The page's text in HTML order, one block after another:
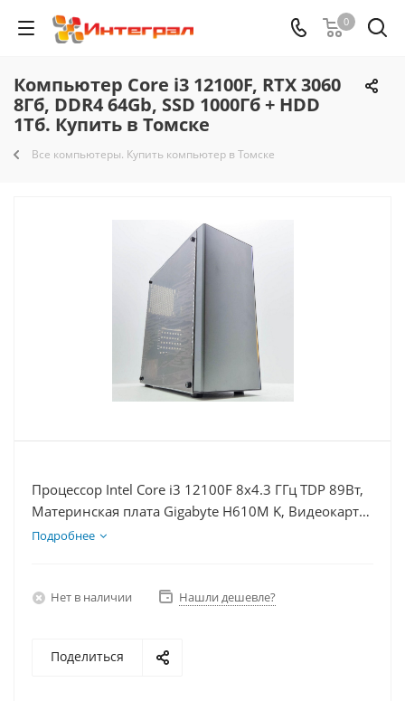
0
Компьютер Core i3 12100F, RTX 3060
8Гб, DDR4 64Gb, SSD 1000Гб + HDD
1Тб. Купить в Томске
Все компьютеры. Купить компьютер в Томске
Процессор Intel Core i3 12100F 8x4.3 ГГц TDP 89Вт,
Материнская плата Gigabyte H610M K, Видеокарта
RTX 3060 8Гб, Память DDR4 64Gb, Диски SSD
Подробнее
Нет в наличии Нашли дешевле?
Поделиться